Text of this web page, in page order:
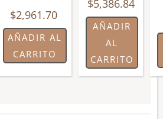
$2,961.70
AÑADIR AL
CARRITO
$5,386.84
AÑADIR
AL
CARRITO